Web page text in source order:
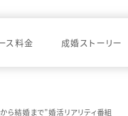
ス料金 成婚ストーリー
ら結婚まで”婚活リアリティ番組